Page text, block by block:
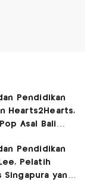
Pendidikan
Hearts2Hearts,
Asal Bali
Pendidikan
Pelatih
Singapura yang